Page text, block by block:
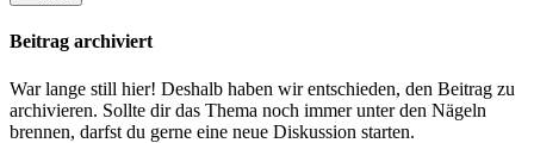
Beitrag archiviert
War lange still hier! Deshalb haben wir entschieden, den Beitrag zu
archivieren. Sollte dir das Thema noch immer unter den Nägeln
brennen, darfst du gerne eine neue Diskussion starten.